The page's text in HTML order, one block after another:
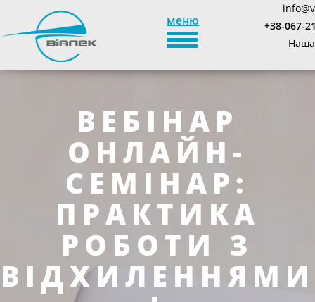
меню
TOGGLE_NAVIGATION
+38-067-
ВЕБІНАР
ОНЛАЙН-
СЕМІНАР:
ПРАКТИКА
РОБОТИ З
ВІДХИЛЕННЯМИ